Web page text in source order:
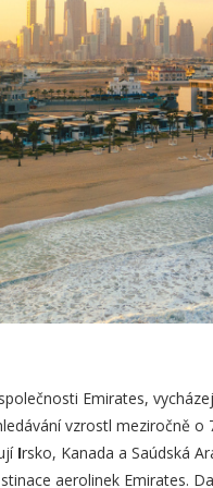
Emirates,
vzrostl meziročně
Irsko, Kanada a Saúdská
aerolinek Emirates.